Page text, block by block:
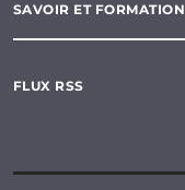
SAVOIR ET FORMATION
FLUX RSS